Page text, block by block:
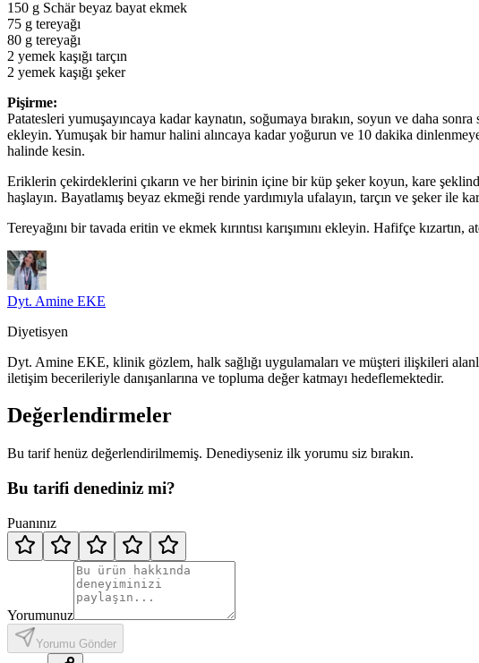
150 g Schär beyaz bayat ekmek
75 g tereyağı
80 g tereyağı
2 yemek kaşığı tarçın
2 yemek kaşığı şeker
Pişirme:
Patatesleri yumuşayıncaya kadar kaynatın, soğumaya bırakın, soyun ve daha
ekleyin. Yumuşak bir hamur halini alıncaya kadar yoğurun ve 10 dakika
halinde kesin.
Eriklerin çekirdeklerini çıkarın ve her birinin içine bir küp şeker koyun, kare
haşlayın. Bayatlamış beyaz ekmeği rende yardımıyla ufalayın, tarçın ve şeker ile
Tereyağını bir tavada eritin ve ekmek kırıntısı karışımını ekleyin. Hafifçe kızartın,
Dyt. Amine EKE
Diyetisyen
Dyt. Amine EKE, klinik gözlem, halk sağlığı uygulamaları ve müşteri ilişkileri
iletişim becerileriyle danışanlarına ve topluma değer katmayı hedeflemektedir.
Değerlendirmeler
Bu tarif henüz değerlendirilmemiş. Denediyseniz ilk yorumu siz bırakın.
Bu tarifi denediniz mi?
Puanınız
Yorumunuz
Yorumu Gönder